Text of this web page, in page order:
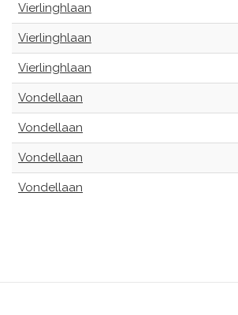
Vierlinghlaan
Vierlinghlaan
Vierlinghlaan
Vondellaan
Vondellaan
Vondellaan
Vondellaan